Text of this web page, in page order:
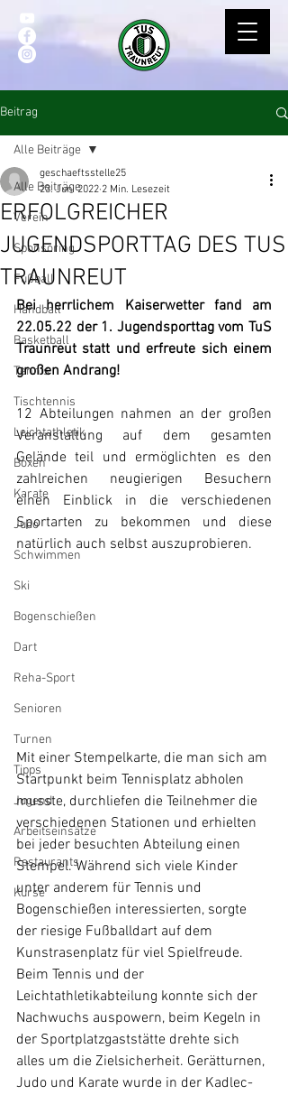
Beitrag
Alle Beiträge
Verein
Sponsoring
Fußball
Handball
Basketball
Tennis
Tischtennis
Leichtathletik
Boxen
Karate
Judo
Schwimmen
Ski
Bogenschießen
Dart
Reha-Sport
Senioren
Turnen
Tipps
Jugend
Arbeitseinsätze
Restaurants
Kurse
Alle Beiträge
ERFOLGREICHER
JUGENDSPORTTAG DES TUS
TRAUNREUT
geschaeftsstelle25
23. Juni 2022 2 Min. Lesezeit
Bei herrlichem Kaiserwetter fand am
22.05.22 der 1. Jugendsporttag vom TuS
Traunreut statt und erfreute sich einem
großen Andrang!
12 Abteilungen nahmen an der großen
Veranstaltung auf dem gesamten
Gelände teil und ermöglichten es den
zahlreichen neugierigen Besuchern
einen Einblick in die verschiedenen
Sportarten zu bekommen und diese
natürlich auch selbst auszuprobieren.
Mit einer Stempelkarte, die man sich am
Startpunkt beim Tennisplatz abholen
musste, durchliefen die Teilnehmer die
verschiedenen Stationen und erhielten
bei jeder besuchten Abteilung einen
Stempel. Während sich viele Kinder
unter anderem für Tennis und
Bogenschießen interessierten, sorgte
der riesige Fußballdart auf dem
Kunstrasenplatz für viel Spielfreude.
Beim Tennis und der
Leichtathletikabteilung konnte sich der
Nachwuchs auspowern, beim Kegeln in
der Sportplatzgaststätte drehte sich
alles um die Zielsicherheit. Gerätturnen,
Judo und Karate wurde in der Kadlec-